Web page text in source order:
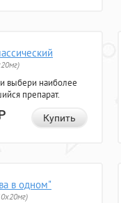
выбери наиболее
препарат.
Купить
в одном"